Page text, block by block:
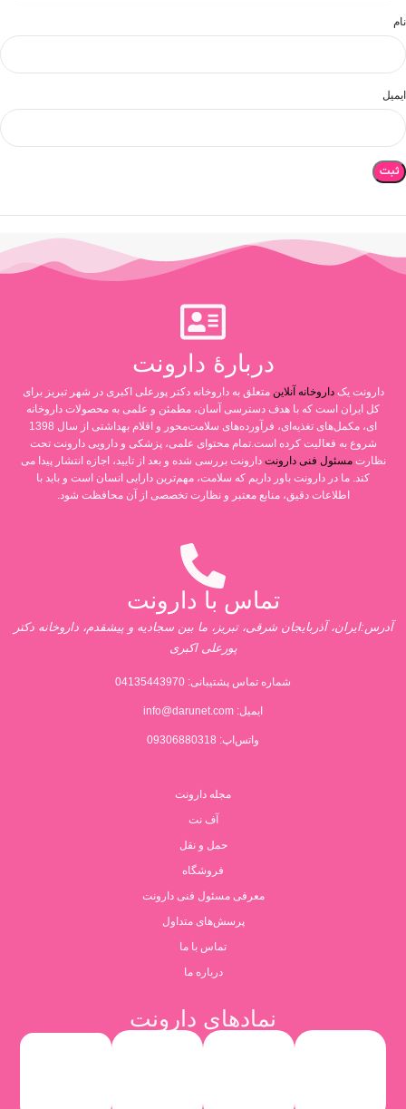
نام
ایمیل
دربارۀ دارونت
دارونت یکداروخانه آنلاین متعلق به داروخانه دکتر پورعلی اکبری در شهر تبریز برای
کل ایران است که با هدف دسترسی آسان، مطمئن و علمی به محصولات داروخانه
ای، مکمل‌های تغذیه‌ای، فرآورده‌های سلامت‌محور و اقلام بهداشتی از سال 1398
شروع به فعالیت کرده است.تمام محتوای علمی، پزشکی و دارویی دارونت تحت
نظارتمسئول فنی دارونت دارونت بررسی شده و بعد از تایید، اجازه انتشار پیدا می
کند. ما در دارونت باور داریم که سلامت، مهم‌ترین دارایی انسان است و باید با
اطلاعات دقیق، منابع معتبر و نظارت تخصصی از آن محافظت شود.
تماس با دارونت
آدرس:ایران، آذربایجان شرقی، تبریز، ما بین سجادیه و پیشقدم، داروخانه دکتر
پورعلی اکبری
شماره تماس پشتیبانی: 04135443970
ایمیل: info@darunet.com
واتس‌اپ: 09306880318
مجله دارونت
آف نت
حمل و نقل
فروشگاه
معرفی مسئول فنی دارونت
پرسش‌های متداول
تماس با ما
درباره ما
نمادهای دارونت